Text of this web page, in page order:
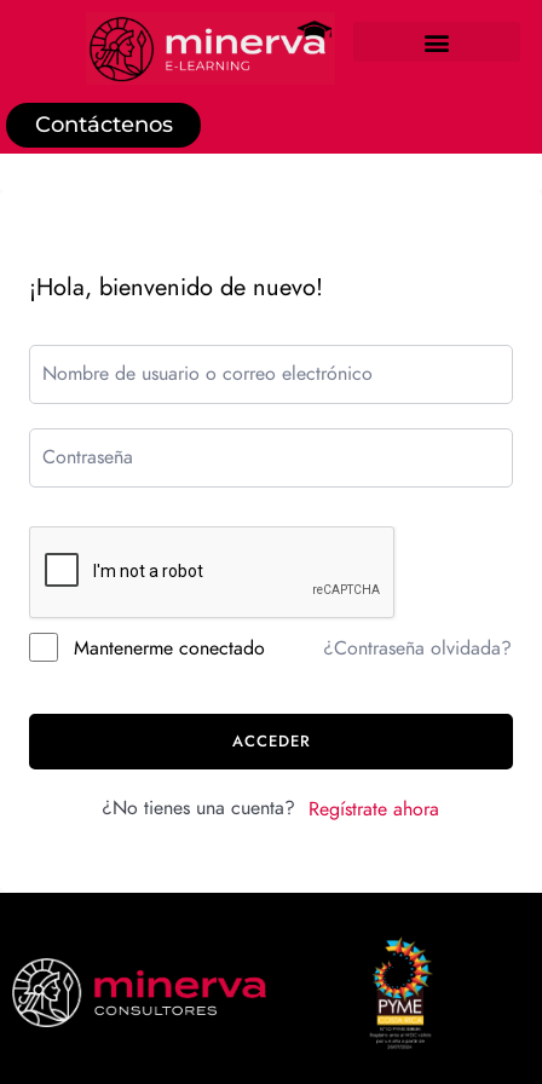
Contáctenos
¡Hola, bienvenido de nuevo!
Mantenerme conectado ¿Contraseña olvidada?
ACCEDER
¿No tienes una cuenta? Regístrate ahora